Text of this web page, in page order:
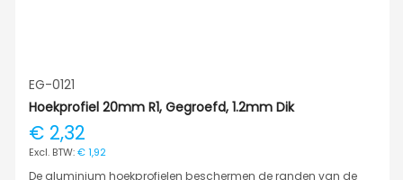
EG-0121
Hoekprofiel 20mm R1, Gegroefd, 1.2mm Dik
€ 2,32
€ 1,92
De aluminium hoekprofielen beschermen de randen van de